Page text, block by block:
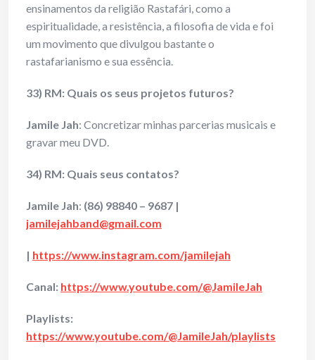
ensinamentos da religião Rastafári, como a
espiritualidade, a resistência, a filosofia de vida e foi
um movimento que divulgou bastante o
rastafarianismo e sua essência.
33) RM: Quais os seus projetos futuros?
Jamile Jah: Concretizar minhas parcerias musicais e
gravar meu DVD.
34) RM: Quais seus contatos?
Jamile Jah: (86) 98840 – 9687 |
jamilejahband@gmail.com
| https://www.instagram.com/jamilejah
Canal: https://www.youtube.com/@JamileJah
Playlists:
https://www.youtube.com/@JamileJah/playlists